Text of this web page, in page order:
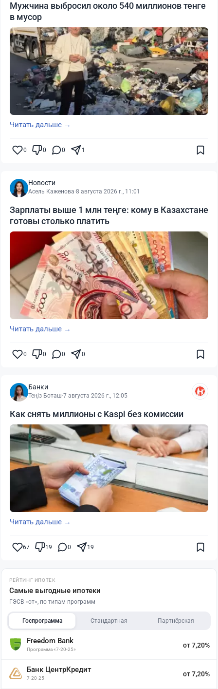
Мужчина выбросил около 540 миллионов тенге
в мусор
Читать дальше →
0 0 0 1
Новости
Асель Каженова·8 августа 2026 г., 11:01
Зарплаты выше 1 млн теңге: кому в Казахстане
готовы столько платить
Читать дальше →
0 0 0 0
Банки
Теңіз Боташ·7 августа 2026 г., 12:05
Как снять миллионы с Kaspi без комиссии
Читать дальше →
67 19 0 19
РЕЙТИНГ ИПОТЕК
Самые выгодные ипотеки
ГЭСВ «от», по типам программ
Госпрограмма Стандартная Партнёрская
Freedom Bank
Программа «7-20-25»
от 7,20%
Банк ЦентрКредит
7-20-25
от 7,20%